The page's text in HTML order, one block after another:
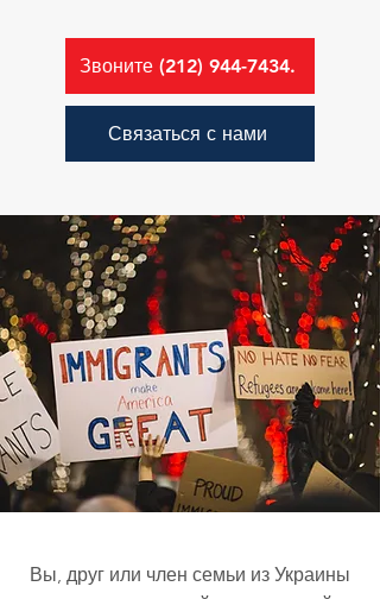
Звоните (212) 944-7434.
Связаться с нами
Вы, друг или член семьи из Украины